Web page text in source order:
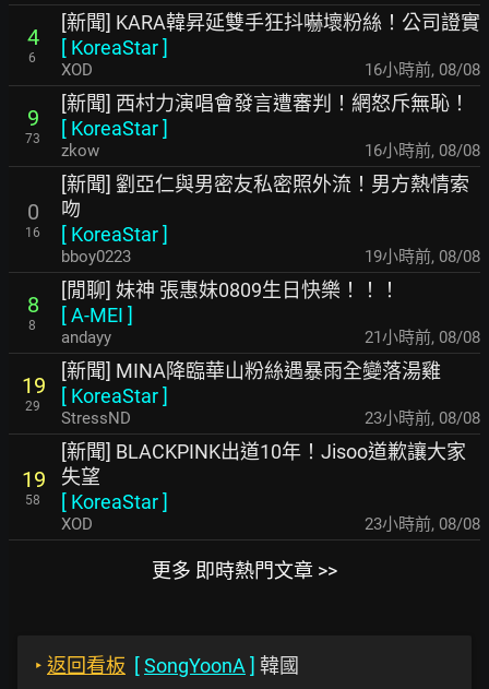
4
6
[新聞] KARA韓昇延雙手狂抖嚇壞粉絲！公司證實
[ KoreaStar]
XOD 16小時前, 08/08
9
73
[新聞] 西村力演唱會發言遭審判！網怒斥無恥！
[ KoreaStar]
zkow 16小時前, 08/08
0
16
[新聞] 劉亞仁與男密友私密照外流！男方熱情索
吻
[ KoreaStar]
bboy0223 19小時前, 08/08
8
8
[閒聊] 妹神 張惠妹0809生日快樂！！！
[A-MEI ]
andayy 21小時前, 08/08
19
29
[新聞] MINA降臨華山粉絲遇暴雨全變落湯雞
[ KoreaStar]
StressND 23小時前, 08/08
19
58
[新聞] BLACKPINK出道10年！Jisoo道歉讓大家
失望
[ KoreaStar]
XOD 23小時前, 08/08
更多 即時熱門文章 >>
‣ 返回看板 [SongYoonA ] 韓國